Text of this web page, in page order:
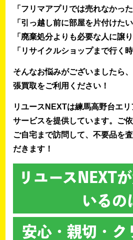
「フリマアプリでは売れなかった
「引っ越し前に部屋を片付けたい
「廃棄処分よりも必要な人に譲り
「リサイクルショップまで行く
そんなお悩みがございましたら
張買取をご利用ください！
リユースNEXTは練馬高野台エ
サービスを提供しています。ご
ご自宅まで訪問して、不要品を
だきます！
リユースNEXT
いるの
安心・親切・ク